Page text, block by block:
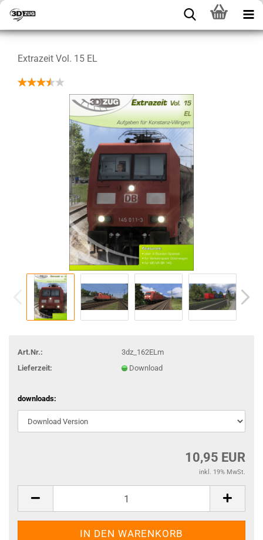
Extrazeit Vol. 15 EL
Art.Nr.:
3dz_162ELm
Lieferzeit:
Download
downloads:
10,95 EUR
inkl. 19% MwSt.